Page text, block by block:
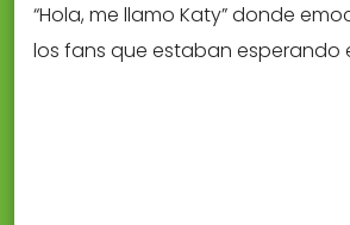
“Hola, me llamo Katy” donde
los fans que estaban esperando